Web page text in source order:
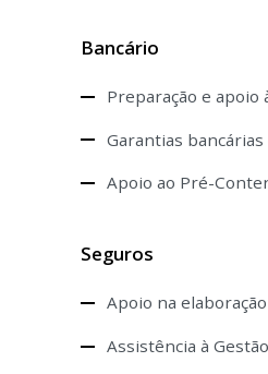
Bancário
Preparação e apoio
Garantias
Apoio ao Pré-
Seguros
Apoio na
Assistência à